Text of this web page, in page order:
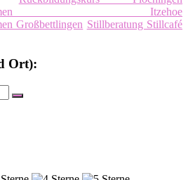
Itzehoe
Großbettlingen Stillberatung Stillcafé
Ort):
Suchen